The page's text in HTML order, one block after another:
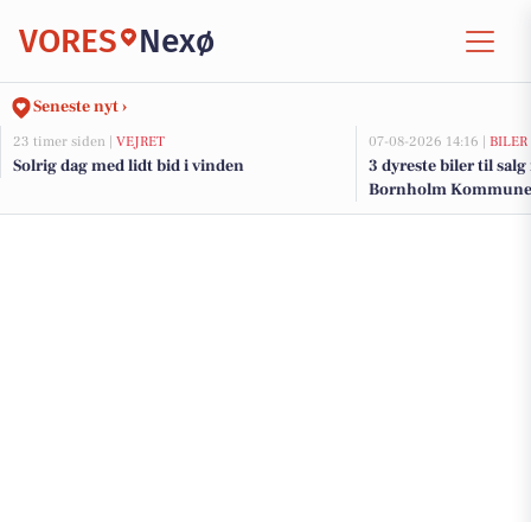
VORES Nexø
Seneste nyt ›
23 timer siden | VEJRET
Solrig dag med lidt bid i vinden
07-08-2026 14:16 | BILER
3 dyreste biler til
Bornholm Kommune